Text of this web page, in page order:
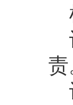
责